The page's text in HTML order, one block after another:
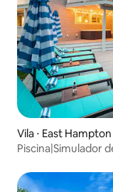
Vila ⋅ East Hampton
Piscina|Simulador